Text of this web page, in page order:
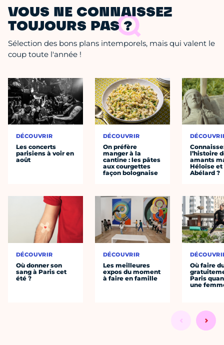
VOUS NE CONNAISSEZ
TOUJOURS PAS ?
Sélection des bons plans intemporels, mais qui valent le
coup toute l'année !
DÉCOUVRIR
Les concerts
parisiens à voir en
août
DÉCOUVRIR
Où donner son
sang à Paris cet
été ?
DÉCOUVRIR
On préfère
manger à la
cantine : les pâtes
aux courgettes
façon bolognaise
DÉCOUVRIR
Les meilleures
expos du moment
à faire en famille
l’histoire
amants
Héloïse et
Abélard ?
Où faire
Paris
une